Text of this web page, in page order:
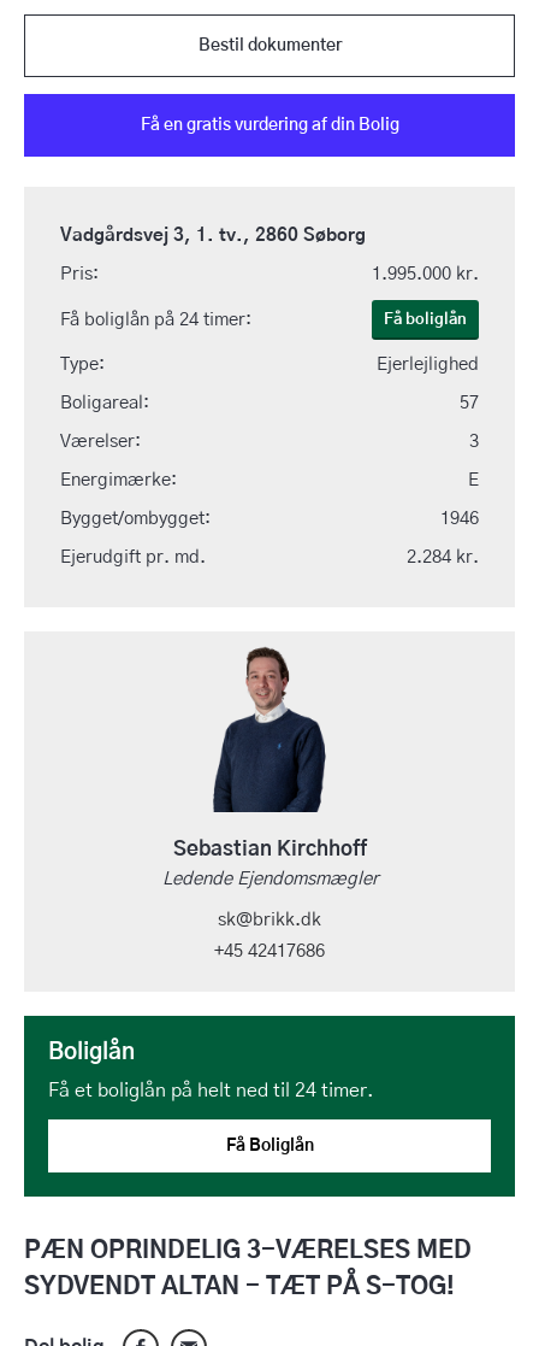
PÆN OPRINDELIG 3-VÆRELSES MED
SYDVENDT ALTAN - TÆT PÅ S-TOG!
Vadgårdsvej 3, 1. tv., 2860 Søborg
Pris: 1.995.000 kr.
Få boliglån på 24 timer: Få boliglån
Type: Ejerlejlighed
Boligareal: 57
Værelser: 3
Energimærke: E
Bygget/ombygget: 1946
Ejerudgift pr. md. 2.284 kr.
Bestil dokumenter
Få en gratis vurdering af din Bolig
Sebastian Kirchhoff
Ledende Ejendomsmægler
sk@brikk.dk
+45 42417686
Boliglån
Få et boliglån på helt ned til 24 timer.
Få Boliglån